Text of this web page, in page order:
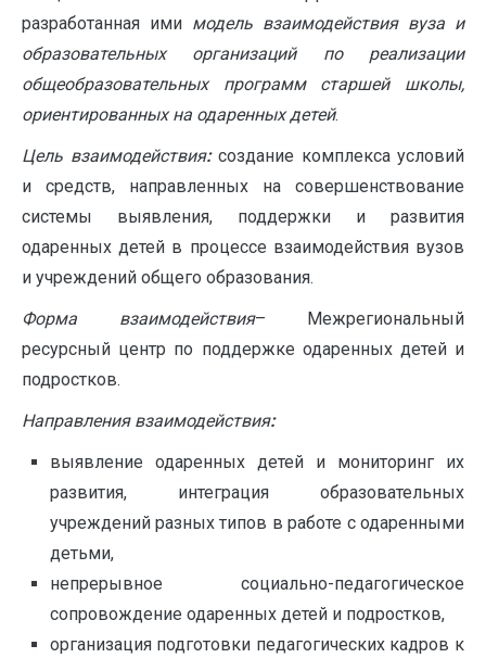
разработанная ими модель взаимодействия вуза и
образовательных организаций по реализации
общеобразовательных программ старшей школы,
ориентированных на одаренных детей.
Цель взаимодействия: создание комплекса условий
и средств, направленных на совершенствование
системы выявления, поддержки и развития
одаренных детей в процессе взаимодействия вузов
и учреждений общего образования.
Форма взаимодействия– Межрегиональный
ресурсный центр по поддержке одаренных детей и
подростков.
Направления взаимодействия:
выявление одаренных детей и мониторинг их
развития, интеграция образовательных
учреждений разных типов в работе с одаренными
детьми,
непрерывное социально-педагогическое
сопровождение одаренных детей и подростков,
организация подготовки педагогических кадров к